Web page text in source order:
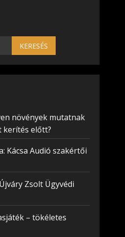
KERESÉS
növények mutatnak
kerítés előtt?
Kácsa Audió szakértői
Zsolt Ügyvédi
– tökéletes